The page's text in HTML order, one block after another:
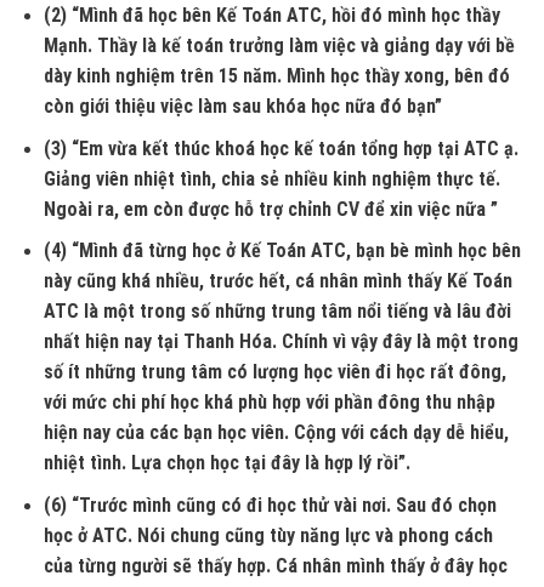
(2) “Mình đã học bên Kế Toán ATC, hồi đó mình học thầy
Mạnh. Thầy là kế toán trưởng làm việc và giảng dạy với bề
dày kinh nghiệm trên 15 năm. Mình học thầy xong, bên đó
còn giới thiệu việc làm sau khóa học nữa đó bạn”
(3) “Em vừa kết thúc khoá học kế toán tổng hợp tại ATC ạ.
Giảng viên nhiệt tình, chia sẻ nhiều kinh nghiệm thực tế.
Ngoài ra, em còn được hỗ trợ chỉnh CV để xin việc nữa ”
(4) “Mình đã từng học ở Kế Toán ATC, bạn bè mình học bên
này cũng khá nhiều, trước hết, cá nhân mình thấy Kế Toán
ATC là một trong số những trung tâm nổi tiếng và lâu đời
nhất hiện nay tại Thanh Hóa. Chính vì vậy đây là một trong
số ít những trung tâm có lượng học viên đi học rất đông,
với mức chi phí học khá phù hợp với phần đông thu nhập
hiện nay của các bạn học viên. Cộng với cách dạy dễ hiểu,
nhiệt tình. Lựa chọn học tại đây là hợp lý rồi”.
(6) “Trước mình cũng có đi học thử vài nơi. Sau đó chọn
học ở ATC. Nói chung cũng tùy năng lực và phong cách
của từng người sẽ thấy hợp. Cá nhân mình thấy ở đây học